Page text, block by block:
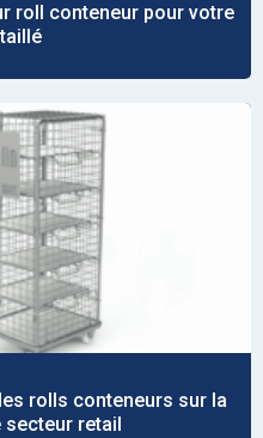
roll conteneur pour votre
rolls conteneurs sur la
retail